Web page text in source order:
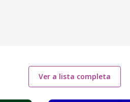
Ver a lista completa